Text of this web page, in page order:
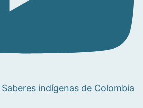
Saberes indígenas de Colombia